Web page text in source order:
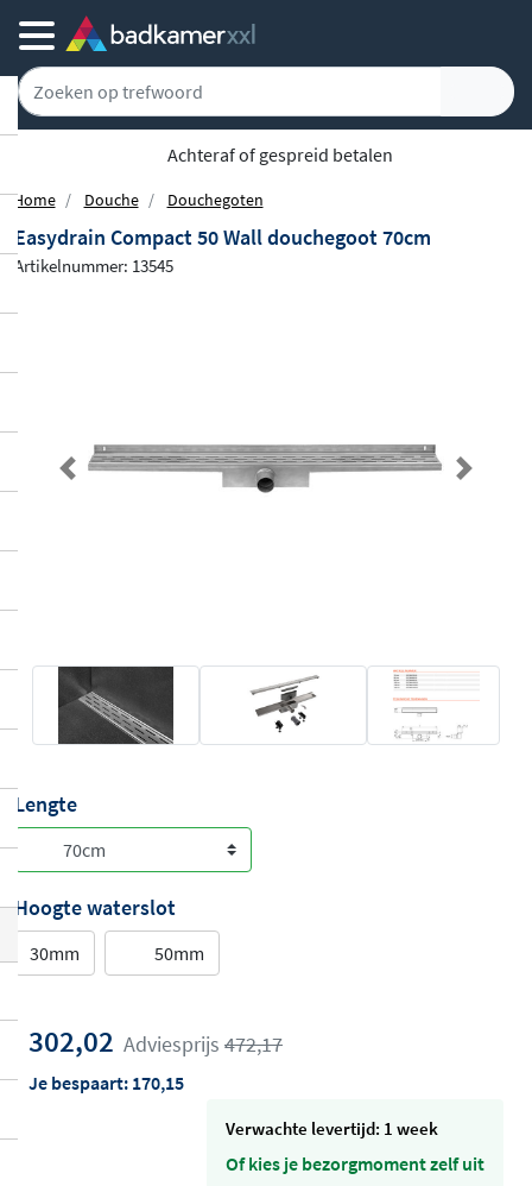
Achteraf of gespreid betalen
Home Douche Douchegoten
Easydrain Compact 50 Wall douchegoot 70cm
Artikelnummer: 13545
Previous Next
Lengte
Hoogte waterslot
30mm 50mm
302,02 Adviesprijs 472,17
Je bespaart: 170,15
Verwachte levertijd: 1 week
Of kies je bezorgmoment zelf uit